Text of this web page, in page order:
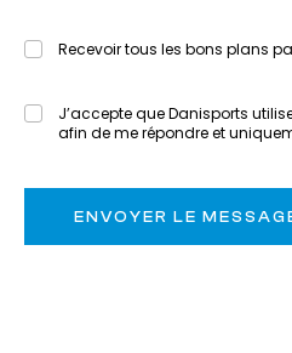
Recevoir tous les bons plans
J’accepte que Danisports
afin de me répondre et